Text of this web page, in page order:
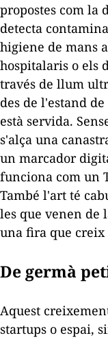
propostes com la
detecta
higiene de mans
hospitalaris o els
través de llum
des de l'estand
està servida.
s'alça una
un marcador
funciona com un
També l'art té
les que venen de
una fira que creix
De germà
Aquest
startups o espai,